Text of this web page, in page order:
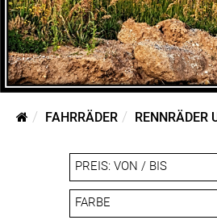
FAHRRÄDER RENNRÄDER
PREIS: VON / BIS
FARBE